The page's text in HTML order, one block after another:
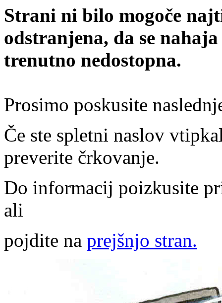
Strani ni bilo mogoče
odstranjena, da se
trenutno nedostopna.
Prosimo poskusite
Če ste spletni naslov
preverite črkovanje.
Do informacij poizkusite
ali
pojdite na prejšnjo stran.